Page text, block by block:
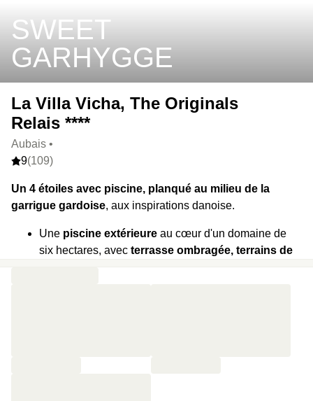
SWEET
GARHYGGE
La Villa Vicha, The Originals
Relais ****
Aubais •
9(109)
Un 4 étoiles avec piscine, planqué au milieu de la
garrigue gardoise, aux inspirations danoise.
Une piscine extérieure au cœur d'un domaine de
six hectares, avec terrasse ombragée, terrains de